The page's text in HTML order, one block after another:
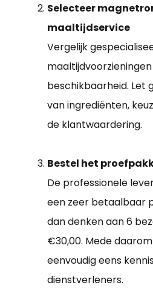
Selecteer
maaltijdservice
Vergelijk
beschikbaarheid. Let
van ingrediënten,
de klantwaardering.
Bestel het
De professionele
een zeer betaalbaar
dan denken aan 6
€30,00. Mede
eenvoudig eens
dienstverleners.